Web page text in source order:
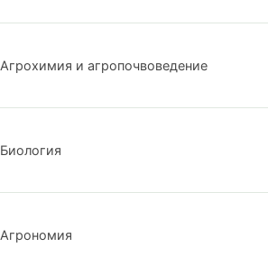
Агрохимия и агропочвоведение
Биология
Агрономия